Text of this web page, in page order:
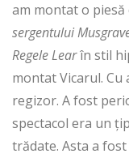
am montat o
sergentului
Regele Learîn stil
montat Vicarul. Cu
regizor. A fost
spectacol era un
trădate. Asta a